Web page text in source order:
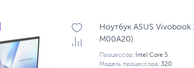
Ноутбук ASUS Vivobook
M00A20)
Процессор:
Intel Core 5
Модель процессора: 320